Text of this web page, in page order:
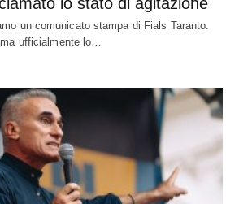
un comunicato stampa di Fials Taranto.
ufficialmente lo…